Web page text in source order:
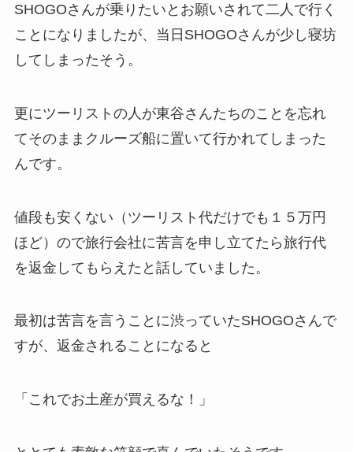
SHOGOさんが乗りたいとお願いされて二人で行く
ことになりましたが、当日SHOGOさんが少し寝坊
してしまったそう。
更にツーリストの人が東谷さんたちのことを忘れ
てそのままクルーズ船に置いて行かれてしまった
んです。
値段も安くない（ツーリスト代だけでも１５万円
ほど）ので旅行会社に苦言を申し立てたら旅行代
を返金してもらえたと話していました。
最初は苦言を言うことに渋っていたSHOGOさんで
すが、返金されることになると
「これでお土産が買えるな！」